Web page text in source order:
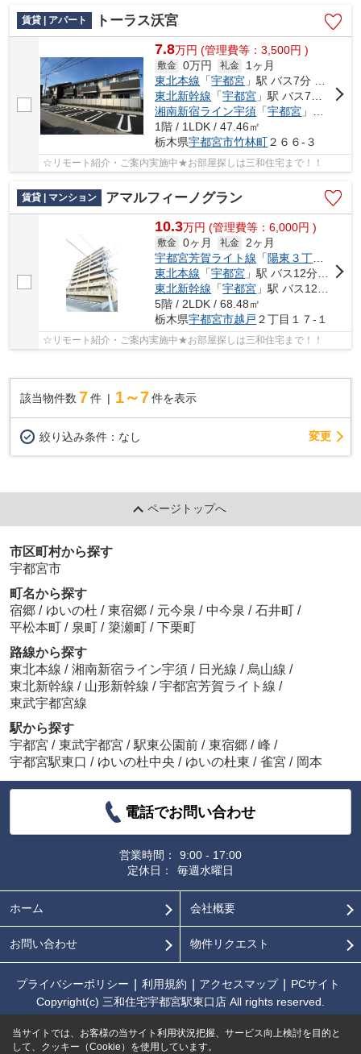
賃貸 | アパート トーラス沃宮
7.8万円 (管理費等：3,500円 )
敷金 0万円 礼金
1ヶ月
東北本線 「宇都宮 」駅 バス7分 「竹林保育園入口」 停歩3分
東北新幹線 「宇都宮 」駅 バス7分 「竹林保育園入口」 停歩3分
湘南新宿ライン宇須 「宇都宮 」駅 バス7分 「竹林保育園入口」 停歩3分
1階 / 1LDK / 47.46㎡
栃木県宇都宮市竹林町２６６-３
☆リモート紹介・ご案内実施中★お部屋探しは三和住宅まで！！
賃貸 | マンション アマルフィーノグラン
10.3万円 (管理費等：6,000円 )
敷金 0ヶ月 礼金 2ヶ月
宇都宮芳賀ライト線 「陽東３丁目
東北本線 「宇都宮 」駅 バス12分 「越戸二丁目」 停歩1分
東北新幹線 「宇都宮 」駅 バス12分 「越戸二丁目」 停歩1分
5階 / 2LDK / 68.48㎡
栃木県宇都宮市越戸 ２丁目１７-１
☆リモート紹介・ご案内実施中★お部屋探しは三和住宅まで！！
該当物件数 7件 1～7 件を表示
絞り込み条件： なし 変更
ページトップへ
市区町村から探す
宇都宮市
町名から探す
宿郷 / ゆいの杜 / 東宿郷 / 元今泉 / 中今泉 / 石井町 /
平松本町 / 泉町 / 簗瀬町 / 下栗町
路線から探す
東北本線 / 湘南新宿ライン宇須 / 日光線 / 烏山線 /
東北新幹線 / 山形新幹線 / 宇都宮芳賀ライト線 /
東武宇都宮線
駅から探す
宇都宮 / 東武宇都宮 / 駅東公園前 / 東宿郷 / 峰 /
宇都宮駅東口 / ゆいの杜中央 / ゆいの杜東 / 雀宮 / 岡本
電話でお問い合わせ
営業時間：
9:00 - 17:00
定休日：
毎週水曜日
ホーム 会社概要
お問い合わせ 物件リクエスト
プライバシーポリシー 利用規約 アクセスマップ
PCサイト
Copyright(c) 三和住宅宇都宮駅東口店 All rights reserved.
当サイトでは、お客様の当サイト利用状況把握、サービス向上検討を目的と
して、クッキー（Cookie）を使用しています。